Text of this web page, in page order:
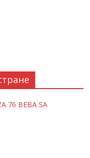
76 BEBA SA